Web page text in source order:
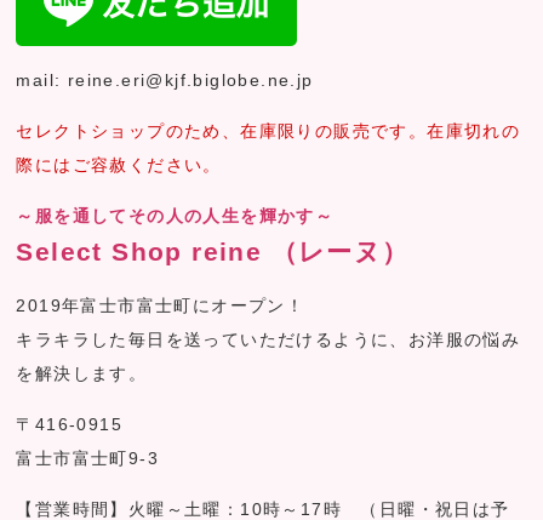
mail: reine.eri@kjf.biglobe.ne.jp
セレクトショップのため、在庫限りの販売です。在庫切れの
際にはご容赦ください。
～服を通してその人の人生を輝かす～
Select Shop reine （レーヌ）
2019年富士市富士町にオープン！
キラキラした毎日を送っていただけるように、お洋服の悩み
を解決します。
〒416-0915
富士市富士町9-3
【営業時間】火曜～土曜：10時～17時 （日曜・祝日は予